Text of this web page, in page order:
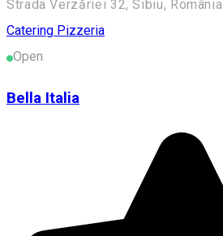
Strada Verzăriei 32, Sibiu, România
Catering Pizzeria
Open
Bella Italia